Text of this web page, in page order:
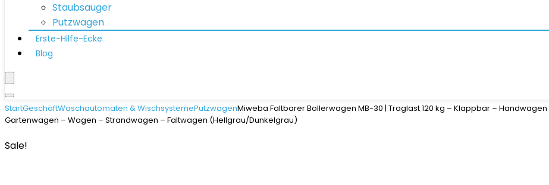
Staubsauger
Putzwagen
Erste-Hilfe-Ecke
Blog
StartGeschäftWaschautomaten & WischsystemePutzwagenMiweba Faltbarer Bollerwagen MB-30 | Traglast 120 kg – Klappbar –
Gartenwagen – Wagen – Strandwagen – Faltwagen (Hellgrau/Dunkelgrau)
Sale!